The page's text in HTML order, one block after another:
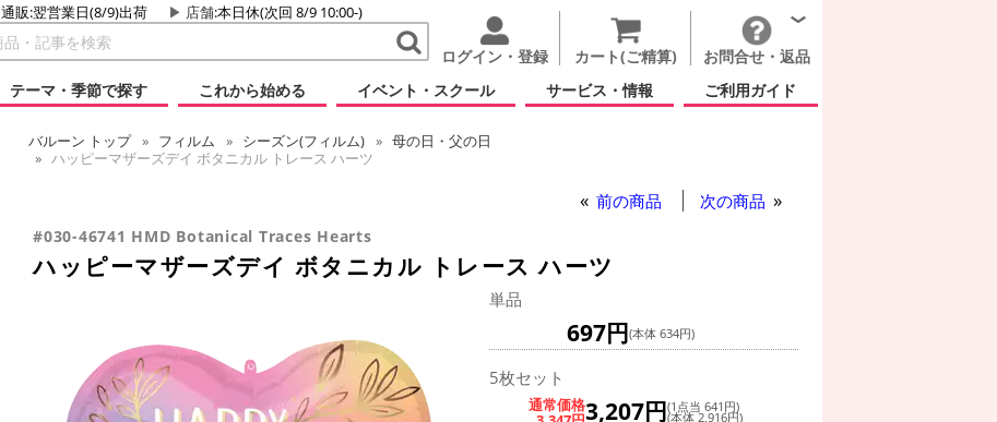
通販:翌営業日(8/9)出荷 店舗:本日休(次回 8/9 10:00-)
ログイン・登録 カート(ご精算)
お問合せ・返品
テーマ・季節で探す
これから始める イベント・スクール サービス・情報 ご利用ガイド
バルーン トップ フィルム シーズン(フィルム)
母の日・父の日
ハッピーマザーズデイ ボタニカル トレース ハーツ
前の商品 次の商品
#030-46741 HMD Botanical Traces Hearts
ハッピーマザーズデイ ボタニカル トレース ハーツ
単品
697円(本体 634円)
5枚セット
通常価格3,207円(1点当 641円)
(本体 2,916円)